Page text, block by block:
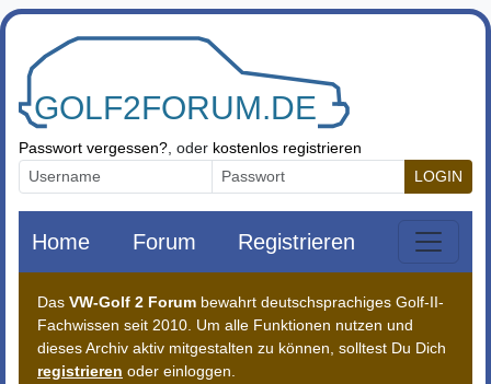
Zum Inhalt springen
Passwort vergessen? , oder kostenlos registrieren
LOGIN
Home Forum Registrieren
Das VW-Golf 2 Forum bewahrt deutschsprachiges Golf-II-
Fachwissen seit 2010. Um alle Funktionen nutzen und
dieses Archiv aktiv mitgestalten zu können, solltest Du Dich
registrieren oder einloggen.